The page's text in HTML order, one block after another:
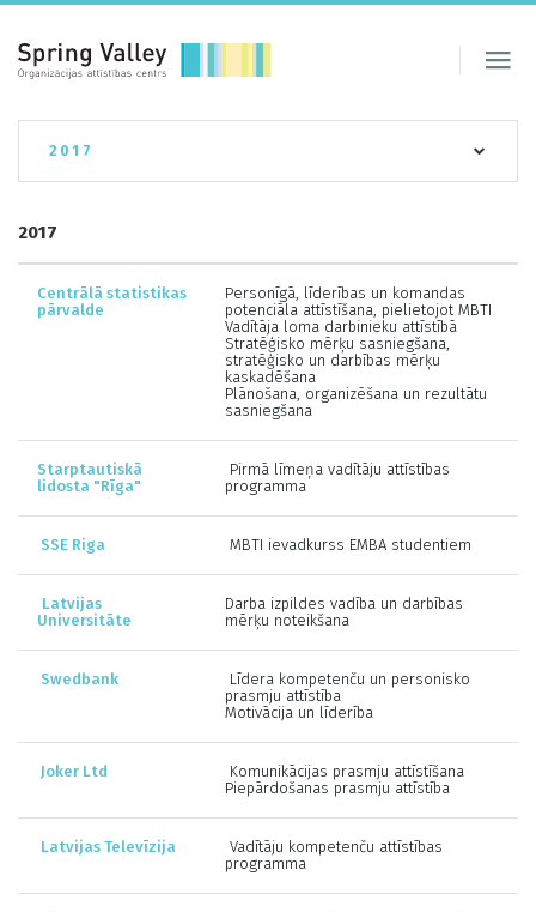
2017
2017
Centrālā statistikas
pārvalde
Personīgā, līderības un komandas
potenciāla attīstīšana, pielietojot MBTI
Vadītāja loma darbinieku attīstībā
Stratēģisko mērķu sasniegšana,
stratēģisko un darbības mērķu
kaskadēšana
Plānošana, organizēšana un rezultātu
sasniegšana
Starptautiskā
lidosta "Rīga"
Pirmā līmeņa vadītāju attīstības
programma
SSE Riga MBTI ievadkurss EMBA studentiem
Latvijas
Universitāte
Darba izpildes vadība un darbības
mērķu noteikšana
Swedbank
Līdera kompetenču un personisko
prasmju attīstība
Motivācija un līderība
Joker Ltd
Komunikācijas prasmju attīstīšana
Piepārdošanas prasmju attīstība
Latvijas Televīzija
Vadītāju kompetenču attīstības
programma